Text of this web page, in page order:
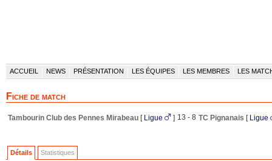
ACCUEIL NEWS PRÉSENTATION LES ÉQUIPES LES MEMBRES LES
Fiche de match
Tambourin Club des Pennes Mirabeau [ Ligue ] 13 - 8 TC Pignanais [ Ligue
Détails Statistiques